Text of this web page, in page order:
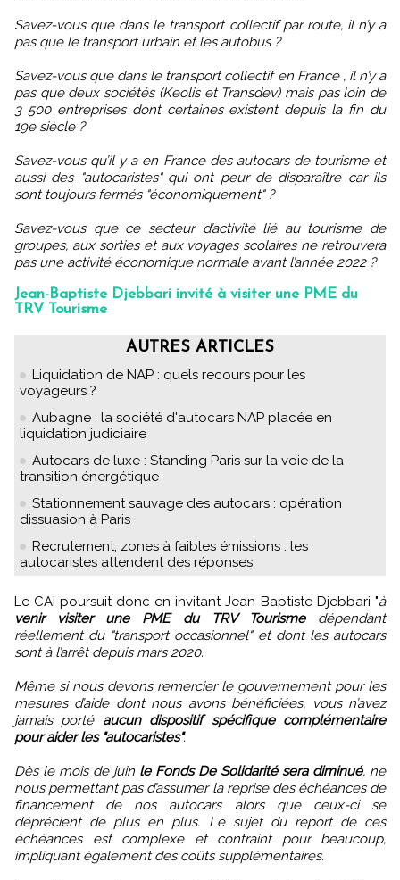
Savez-vous que dans le transport collectif par route, il n’y a
pas que le transport urbain et les autobus ?
Savez-vous que dans le transport collectif en France , il n’y a
pas que deux sociétés (Keolis et Transdev) mais pas loin de
3 500 entreprises dont certaines existent depuis la fin du
19e siècle ?
Savez-vous qu’il y a en France des autocars de tourisme et
aussi des "autocaristes" qui ont peur de disparaître car ils
sont toujours fermés "économiquement" ?
Savez-vous que ce secteur d’activité lié au tourisme de
groupes, aux sorties et aux voyages scolaires ne retrouvera
pas une activité économique normale avant l’année 2022 ?
Jean-Baptiste Djebbari invité à visiter une PME du
TRV Tourisme
AUTRES ARTICLES
Liquidation de NAP : quels recours pour les
voyageurs ?
Aubagne : la société d'autocars NAP placée en
liquidation judiciaire
Autocars de luxe : Standing Paris sur la voie de la
transition énergétique
Stationnement sauvage des autocars : opération
dissuasion à Paris
Recrutement, zones à faibles émissions : les
autocaristes attendent des réponses
Le CAI poursuit donc en invitant Jean-Baptiste Djebbari "à
venir visiter une PME du TRV Tourismedépendant
réellement du "transport occasionnel" et dont les autocars
sont à l’arrêt depuis mars 2020.
Même si nous devons remercier le gouvernement pour les
mesures d’aide dont nous avons bénéficiées, vous n’avez
jamais porté aucun dispositif spécifique complémentaire
pour aider les "autocaristes".
Dès le mois de juin le Fonds De Solidarité sera diminué, ne
nous permettant pas d’assumer la reprise des échéances de
financement de nos autocars alors que ceux-ci se
déprécient de plus en plus. Le sujet du report de ces
échéances est complexe et contraint pour beaucoup,
impliquant également des coûts supplémentaires.